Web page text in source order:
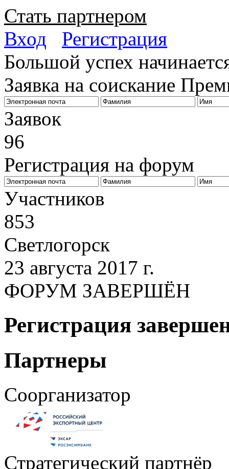
Стать партнером
Вход
Регистрация
Большой успех
Заявка на соискание
Заявок
96
Регистрация на форум
Участников
853
Светлогорск
23 августа 2017 г.
ФОРУМ ЗАВЕРШЁН
Регистрация
Партнеры
Соорганизатор
Стратегический партнёр